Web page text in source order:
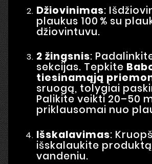
Džiovinimas:
plaukus 100 % su
džiovintuvu.
2 žingsnis:
sekcijas. Tepkite
tiesinamąją
sruogą, tolygiai
Palikite veikti 20–50
priklausomai nuo
Išskalavimas:
išskalaukite
vandeniu.